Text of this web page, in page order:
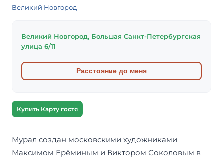
Великий Новгород
Великий Новгород, Большая Санкт-Петербургская
улица 6/11
Расстояние до меня
Купить Карту гостя
Мурал создан московскими художниками
Максимом Ерёминым и Виктором Соколовым в